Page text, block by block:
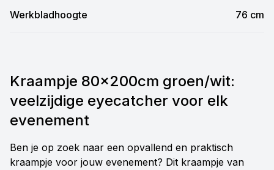
Werkbladhoogte 76 cm
Kraampje 80x200cm groen/wit:
veelzijdige eyecatcher voor elk
evenement
Ben je op zoek naar een opvallend en praktisch
kraampje voor jouw evenement? Dit kraampje van